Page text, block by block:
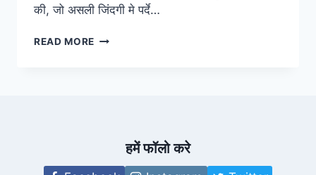
की, जो असली जिंदगी मे पर्दे…
READ MORE PANKAJ
हमें फॉलो करे